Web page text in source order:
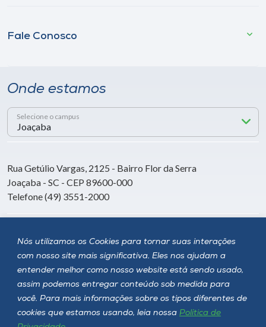
Nós utilizamos os Cookies para tornar suas interações
com nosso site mais significativa. Eles nos ajudam a
entender melhor como nosso website está sendo usado,
assim podemos entregar conteúdo sob medida para
você. Para mais informações sobre os tipos diferentes de
cookies que estamos usando, leia nossa Política de
Fale Conosco
Onde estamos
Selecione o campus
Rua Getúlio Vargas, 2125 - Bairro Flor da Serra
Joaçaba - SC - CEP 89600-000
Telefone (49) 3551-2000
Siga a Unoesc